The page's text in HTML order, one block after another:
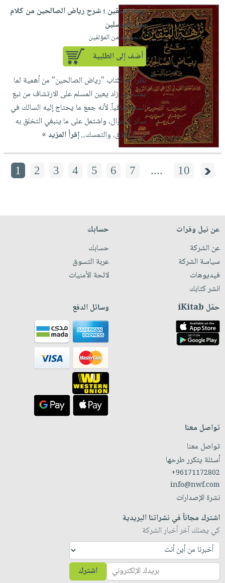
نزهة المتقين ؛ شرح رياض الصالحين من كلام
سيد المرسلين
لـ مجموعة من المؤلفين
أضف إلى الطلبية
نظراً لما لكتاب "رياض الصالحين" من أهمية لما
يمثله من زاد يعين المسلم على الارتشاف من نبع
السنة صافياً. لأنه جمع ما يحتاج إليه السالك في
سائر الأحوال، واشتمل على ما ينبغي التخلق به
من الأخلاق، والتمسك...إقرأ المزيد »
1 2 3 4 5 6 7 .... 10
عن نيل وفرات
عن الشركة
سياسة الشركة
فيديوهات
انشر كتابك
حسابك
حسابك
عربة التسوق
لائحة الأمنيات
حمّل iKitab وسائل الدفع
تواصل معنا
تواصل معنا
أسئلة يتكرر طرحها
+96171172802
info@nwf.com
نشرة الإصدارات
اشترك مجاناً في نشراتنا البريدية
كي يصلك آخر أخبار الشركة
اشترك